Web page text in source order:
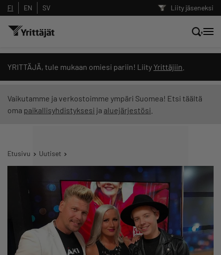
Liity jäseneksi
FI EN SV
YRITTÄJÄ, tule mukaan omiesi pariin! Liity Yrittäjiin
Vaikutamme ja verkostoimme ympäri Suomea! Etsi täältä
oma paikallisyhdistyksesi ja aluejärjestösi
Etusivu Uutiset
Hae sivustolta tai kysy suoraan
Yrittäjien tekoälyltä
Suodata hakutuloksia: näytä kaikki sisältö